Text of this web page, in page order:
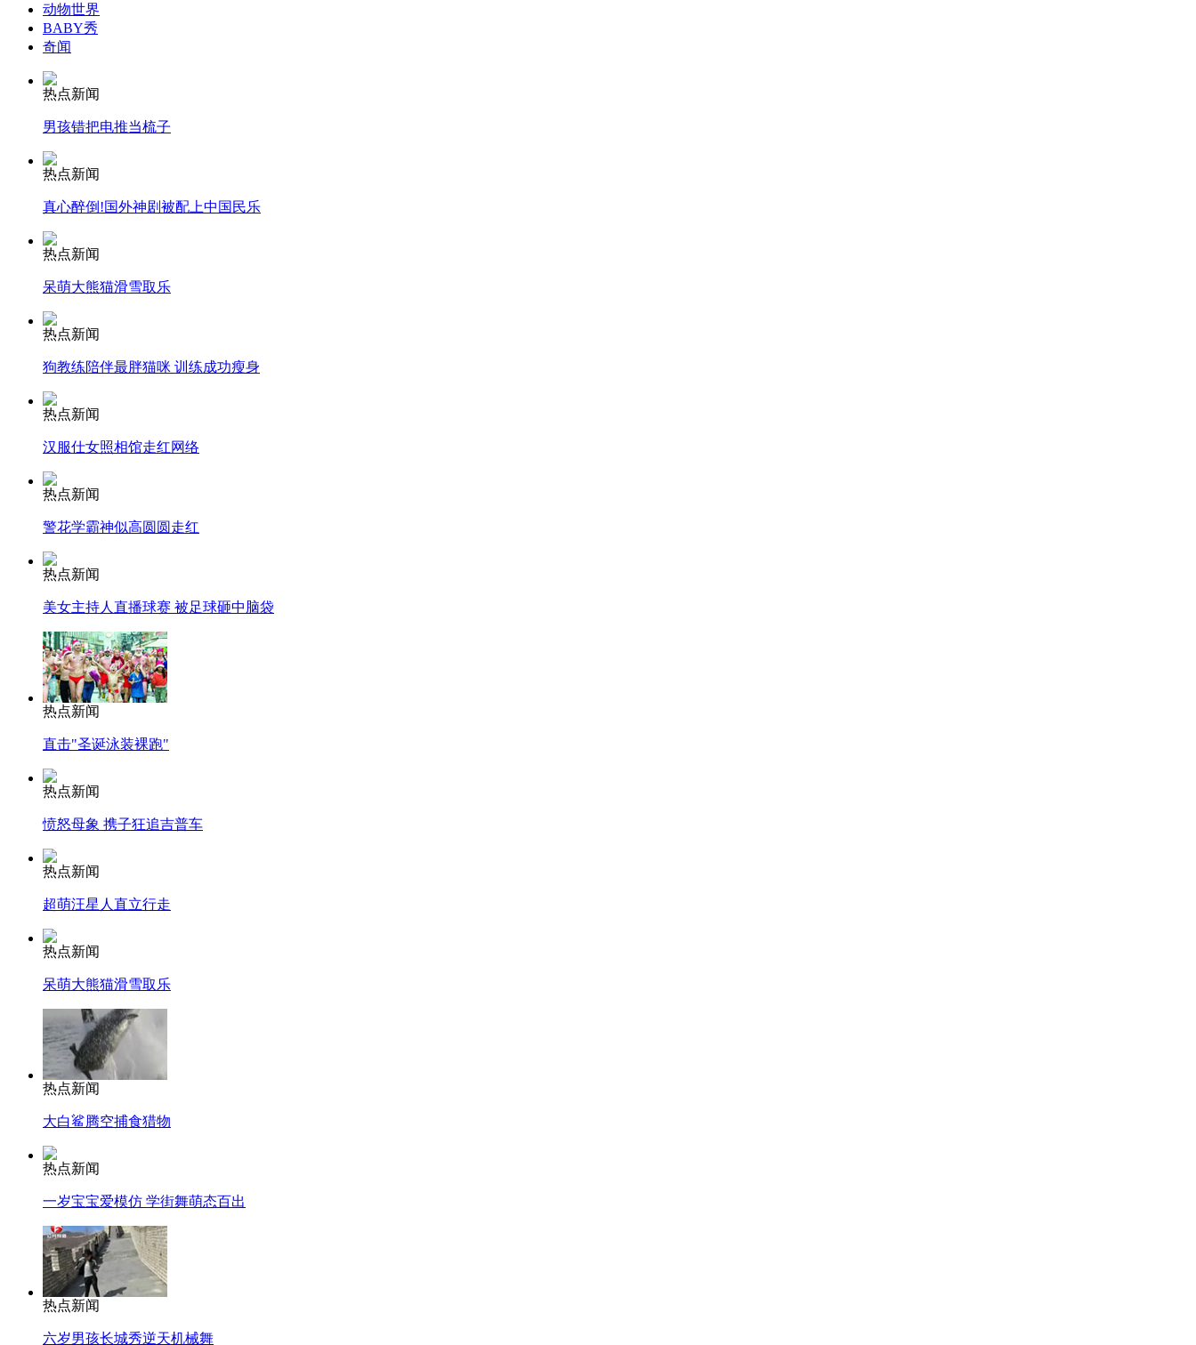
外交部：反对强权政治霸凌主义
外交部：有关国家言论片面不公正
走！跟着总书记去植树
纽约上演“枕头大战”
动物世界
BABY秀
奇闻
热点新闻
男孩错把电推当梳子
热点新闻
真心醉倒!国外神剧被配上中国民乐
热点新闻
呆萌大熊猫滑雪取乐
热点新闻
狗教练陪伴最胖猫咪 训练成功瘦身
热点新闻
汉服仕女照相馆走红网络
热点新闻
警花学霸神似高圆圆走红
热点新闻
美女主持人直播球赛 被足球砸中脑袋
热点新闻
直击"圣诞泳装裸跑"
热点新闻
愤怒母象 携子狂追吉普车
热点新闻
超萌汪星人直立行走
热点新闻
呆萌大熊猫滑雪取乐
热点新闻
大白鲨腾空捕食猎物
热点新闻
一岁宝宝爱模仿 学街舞萌态百出
热点新闻
六岁男孩长城秀逆天机械舞